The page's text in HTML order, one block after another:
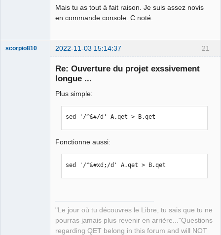
Mais tu as tout à fait raison. Je suis assez novis
en commande console. C noté.
21
scorpio810 2022-11-03 15:14:37
Re: Ouverture du projet exssivement
longue ...
Plus simple:
sed '/^&#/d' A.qet > B.qet
Fonctionne aussi:
sed '/^&#xd;/d' A.qet > B.qet
"Le jour où tu découvres le Libre, tu sais que tu ne
pourras jamais plus revenir en arrière..."Questions
regarding QET belong in this forum and will NOT